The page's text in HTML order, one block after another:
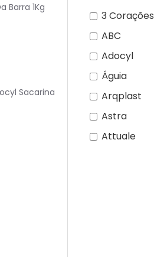
Barra 1Kg
Sacarina
3 Corações
ABC
Adocyl
Águia
Arqplast
Astra
Attuale